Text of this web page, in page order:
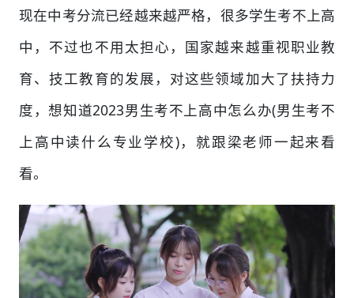
现在中考分流已经越来越严格，很多学生考不上高
中，不过也不用太担心，国家越来越重视职业教
育、技工教育的发展，对这些领域加大了扶持力
度，想知道2023男生考不上高中怎么办(男生考不
上高中读什么专业学校)，就跟梁老师一起来看
看。